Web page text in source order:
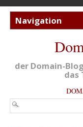
der Domain-
das